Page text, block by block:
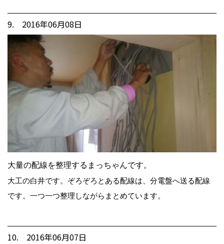
9. 2016年06月08日
大量の配線を整理するまっちゃんです。
大工の白井です。ぞろぞろとある配線は、分電盤へ送る配線
です。一つ一つ整理しながらまとめています。
10. 2016年06月07日